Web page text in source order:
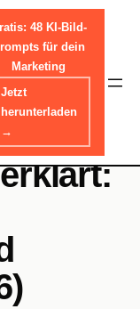
48 KI-Bild-
für dein
Marketing
Jetzt
herunterladen
→